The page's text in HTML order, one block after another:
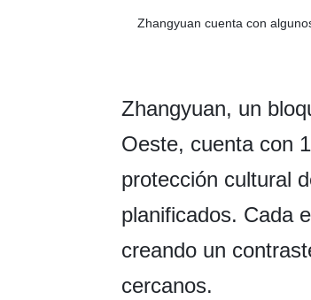
Zhangyuan cuenta con
Zhangyuan, un
Oeste, cuenta con
protección cultural
planificados. Cada
creando un
cercanos.